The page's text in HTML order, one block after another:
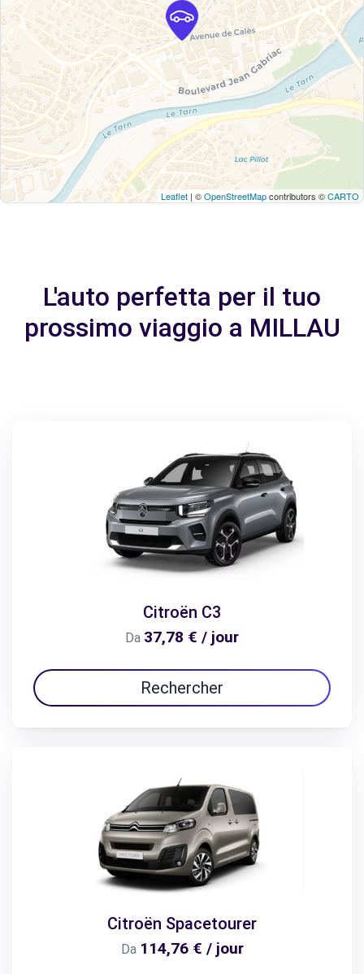
Leaflet | ©OpenStreetMapcontributors ©CARTO
L'auto perfetta per il tuo
prossimo viaggio a MILLAU
Citroën C3
Da 37,78 € / jour
Rechercher
Citroën Spacetourer
Da 114,76 € / jour